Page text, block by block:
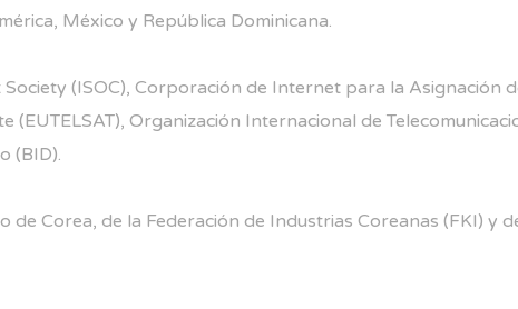
México y República Dominicana.
(ISOC), Corporación de Internet para la Asignación
Organización Internacional de
(BID).
Corea, de la Federación de Industrias Coreanas (FKI) y